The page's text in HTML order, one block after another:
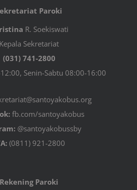
Paroki
R. Soekiswati
Kepala Sekretariat
(031) 741-2800
Senin-Sabtu 08:00-16:00
fb.com/santoyakobus
@santoyakobussby
(0811) 921-2800
Rekening Paroki